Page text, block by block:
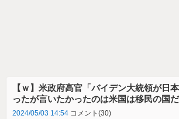
【ｗ】米政府高官「バイデン大統領が日
ったが言いたかったのは米国は移民の国だ
2024/05/03 14:54 コメント(30)